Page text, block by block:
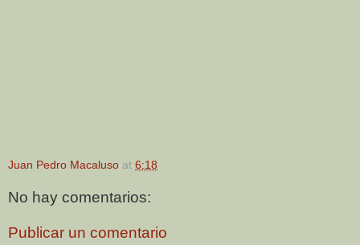
Juan Pedro Macaluso at 6:18
No hay comentarios:
Publicar un comentario